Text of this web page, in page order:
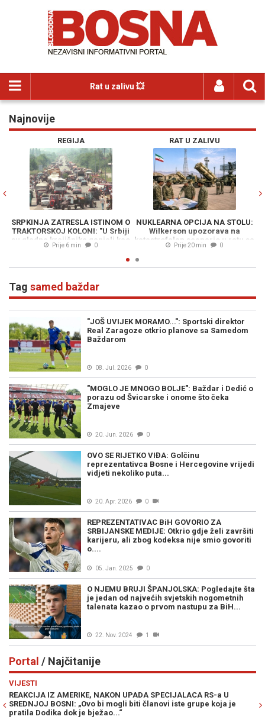
Rat u zalivu 💥
Najnovije
REGIJA
SRPKINJA ZATRESLA ISTINOM O
TRAKTORSKOJ KOLONI: "U Srbiji
su gladne krajišnike ganjali kao
divljač"
Prije 6 min 0
RAT U ZALIVU
NUKLEARNA OPCIJA NA STOLU:
Wilkerson upozorava na
katastrofalan scenario u ratu sa
Iranom
Prije 20 min 0
Tag samed baždar
"JOŠ UVIJEK MORAMO...": Sportski direktor
Real Zaragoze otkrio planove sa Samedom
Baždarom
08. Jul. 2026 0
"MOGLO JE MNOGO BOLJE": Baždar i Dedić o
porazu od Švicarske i onome što čeka
Zmajeve
20. Jun. 2026 0
OVO SE RIJETKO VIĐA: Golčinu
reprezentativca Bosne i Hercegovine vrijedi
vidjeti nekoliko puta...
20. Apr. 2026 0
REPREZENTATIVAC BiH GOVORIO ZA
SRBIJANSKE MEDIJE: Otkrio gdje želi završiti
karijeru, ali zbog kodeksa nije smio govoriti
o....
05. Jan. 2025 0
O NJEMU BRUJI ŠPANJOLSKA: Pogledajte šta
je jedan od najvećih svjetskih nogometnih
talenata kazao o prvom nastupu za BiH...
22. Nov. 2024 1
Portal / Najčitanije
VIJESTI
REAKCIJA IZ AMERIKE, NAKON UPADA SPECIJALACA RS-a U
SREDNJOJ BOSNI: „Ovo bi mogli biti članovi iste grupe koja je
pratila Dodika dok je bježao...“